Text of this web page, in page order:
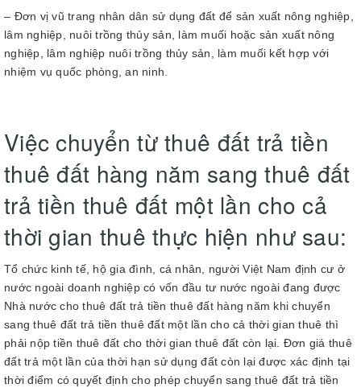
– Đơn vị vũ trang nhân dân sử dụng đất để sản xuất nông nghiệp,
lâm nghiệp, nuôi trồng thủy sản, làm muối hoặc sản xuất nông
nghiệp, lâm nghiệp nuôi trồng thủy sản, làm muối kết hợp với
nhiệm vụ quốc phòng, an ninh.
Việc chuyển từ thuê đất trả tiền
thuê đất hàng năm sang thuê đất
trả tiền thuê đất một lần cho cả
thời gian thuê thực hiện như sau:
Tổ chức kinh tế, hộ gia đình, cá nhân, người Việt Nam định cư ở
nước ngoài doanh nghiệp có vốn đầu tư nước ngoài đang được
Nhà nước cho thuê đất trả tiền thuê đất hàng năm khi chuyển
sang thuê đất trả tiền thuê đất một lần cho cả thời gian thuê thì
phải nộp tiền thuê đất cho thời gian thuê đất còn lại. Đơn giá thuê
đất trả một lần của thời hạn sử dụng đất còn lại được xác định tại
thời điểm có quyết định cho phép chuyển sang thuê đất trả tiền